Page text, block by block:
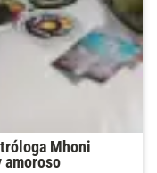
Mhoni